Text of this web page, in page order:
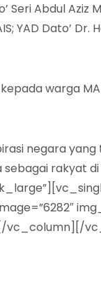
Abdul Aziz
YAD Dato’ Dr.
warga
negara
sebagai rakyat
vc_column][/